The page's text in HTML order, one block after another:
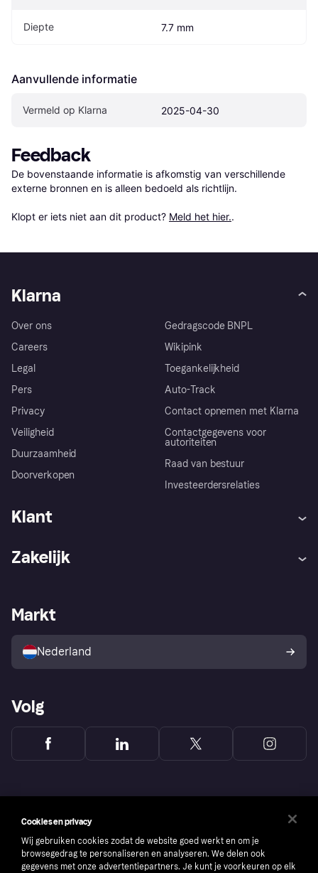
Diepte 7.7 mm
Aanvullende informatie
Vermeld op Klarna 2025-04-30
Feedback
De bovenstaande informatie is afkomstig van verschillende
externe bronnen en is alleen bedoeld als richtlijn.
Klopt er iets niet aan dit product? Meld het hier..
Klarna
Over ons
Careers
Legal
Pers
Privacy
Veiligheid
Duurzaamheid
Doorverkopen
Gedragscode BNPL
Wikipink
Toegankelijkheid
Auto-Track
Contact opnemen met Klarna
Contactgegevens voor
autoriteiten
Raad van bestuur
Investeerdersrelaties
Klant
Winkeloverzicht
Kopersbescherming voor
consumenten
Zakelijk
Zakelijke login
Markt
Nederland
Volg
Cookies en privacy
Wij gebruiken cookies zodat de website goed werkt en om je
browsegedrag te personaliseren en analyseren. We delen ook
gegevens met onze advertentiepartners. Je kunt je voorkeuren op elk